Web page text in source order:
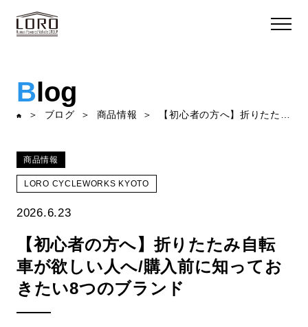
Blog
ブログ 商品情報 【初心者の方へ】折りたたみ自転車が欲しい人へ/購入前に知っておきたい8つのブランド
商品情報
LORO CYCLEWORKS KYOTO
2026.6.23
【初心者の方へ】折りたたみ自転
車が欲しい人へ/購入前に知ってお
きたい8つのブランド